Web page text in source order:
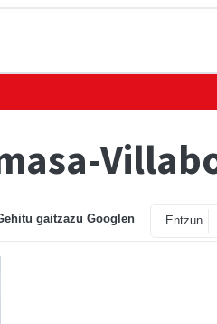
gaitzazu Googlen Entzun